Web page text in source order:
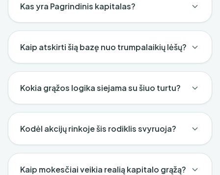
Kas yra Pagrindinis kapitalas?
Kaip atskirti šią bazę nuo trumpalaikių lėšų?
Kokia grąžos logika siejama su šiuo turtu?
Kodėl akcijų rinkoje šis rodiklis svyruoja?
Kaip mokesčiai veikia realią kapitalo grąžą?